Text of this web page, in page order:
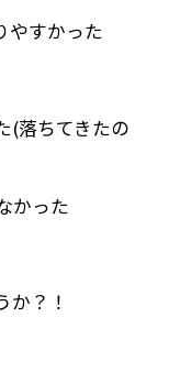
やすかった
(落ちてきたの
かった
か？！